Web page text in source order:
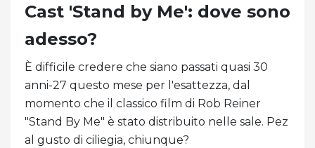
Cast 'Stand by Me': dove sono
adesso?
È difficile credere che siano passati quasi 30
anni-27 questo mese per l'esattezza, dal
momento che il classico film di Rob Reiner
"Stand By Me" è stato distribuito nelle sale. Pez
al gusto di ciliegia, chiunque?